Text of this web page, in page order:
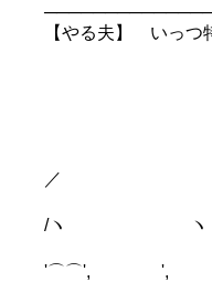
【やる夫】 いっつ
／
／
/ヽ ヽ
'
'⌒⌒',